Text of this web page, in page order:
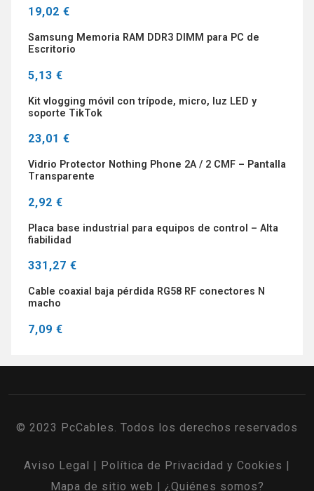
19,02 €
Samsung Memoria RAM DDR3 DIMM para PC de
Escritorio
5,13 €
Kit vlogging móvil con trípode, micro, luz LED y
soporte TikTok
23,01 €
Vidrio Protector Nothing Phone 2A / 2 CMF – Pantalla
Transparente
2,92 €
Placa base industrial para equipos de control – Alta
fiabilidad
331,27 €
Cable coaxial baja pérdida RG58 RF conectores N
macho
7,09 €
© 2023 PcCables. Todos los derechos reservados
Aviso Legal | Política de Privacidad y Cookies |
Mapa de sitio web | ¿Quiénes somos?